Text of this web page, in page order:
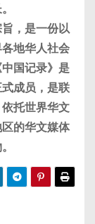
旨， 是一份以
地华人社会
国记录》是
成员， 是联
依托世界华文
的华文媒体